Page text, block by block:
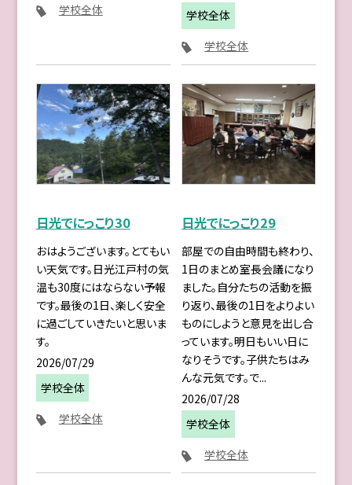
学校全体
学校全体
学校全体
日光でにっこり30
おはようございます。とてもい
い天気です。日光江戸村の気
温も30度にはならない予報
です。最後の1日、楽しく安全
に過ごしていきたいと思いま
す。
2026/07/29
学校全体
学校全体
日光でにっこり29
部屋での自由時間も終わり、
1日のまとめ室長会議になり
ました。自分たちの活動を振
り返り、最後の1日をよりよい
ものにしようと意見を出し合
っています。明日もいい日に
なりそうです。子供たちはみ
んな元気です。で...
2026/07/28
学校全体
学校全体